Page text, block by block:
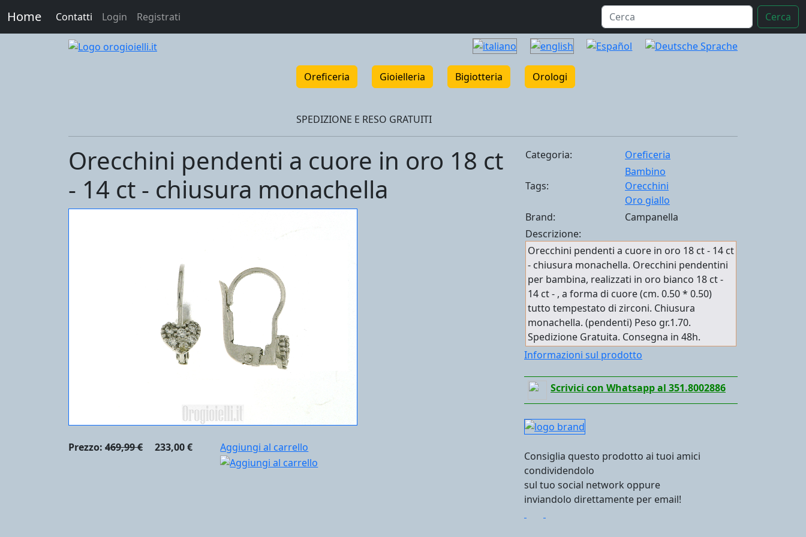
Home Contatti Login Registrati Cerca
Oreficeria Gioielleria Bigiotteria Orologi
SPEDIZIONE E RESO GRATUITI
Orecchini pendenti a cuore in oro 18 ct
- 14 ct - chiusura monachella
Prezzo: 469,99 € 233,00 € Aggiungi al carrello
Categoria: Oreficeria
Tags:
Bambino
Orecchini
Oro giallo
Brand:
Campanella
Descrizione:
Orecchini pendenti a cuore in oro 18 ct - 14 ct
- chiusura monachella. Orecchini pendentini
per bambina, realizzati in oro bianco 18 ct -
14 ct - , a forma di cuore (cm. 0.50 * 0.50)
tutto tempestato di zirconi. Chiusura
monachella. (pendenti) Peso gr.1.70.
Spedizione Gratuita. Consegna in 48h.
Informazioni sul prodotto
Scrivici con Whatsapp al 351.8002886
Consiglia questo prodotto ai tuoi amici
condividendolo
sul tuo social network oppure
inviandolo direttamente per email!